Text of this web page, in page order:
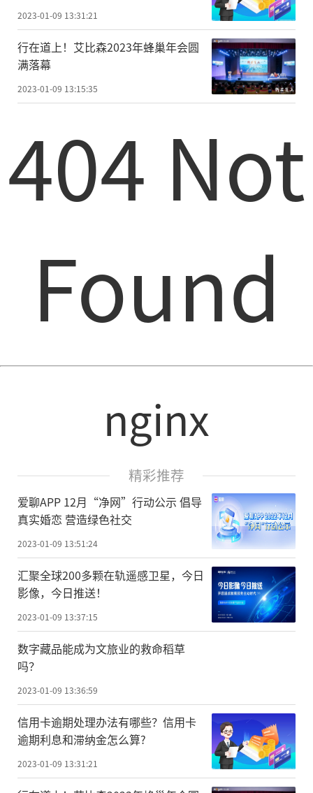
2023-01-09 13:31:21
行在道上！艾比森2023年蜂巢年会圆
满落幕
2023-01-09 13:15:35
404 Not
Found
nginx
精彩推荐
爱聊APP 12月“净网”行动公示 倡导
真实婚恋 营造绿色社交
2023-01-09 13:51:24
汇聚全球200多颗在轨遥感卫星，今日
影像，今日推送！
2023-01-09 13:37:15
数字藏品能成为文旅业的救命稻草
吗？
2023-01-09 13:36:59
信用卡逾期处理办法有哪些？信用卡
逾期利息和滞纳金怎么算?
2023-01-09 13:31:21